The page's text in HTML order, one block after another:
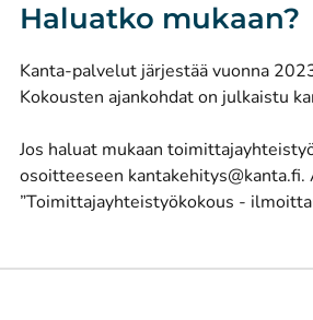
Haluatko mukaan?
Kanta-palvelut järjestäävuonna
Kokousten ajankohdat on julkaistu
Jos haluat mukaan
osoitteeseen
”Toimittajayhteistyökokous -